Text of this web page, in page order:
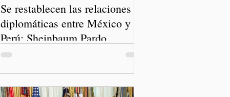
Se restablecen las relaciones
diplomáticas entre México y
Perú: Sheinbaum Pardo